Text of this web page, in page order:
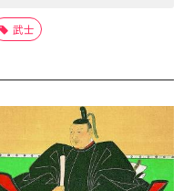
武士